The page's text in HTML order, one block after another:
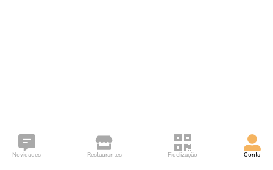
Novidades Restaurantes Fidelização Conta